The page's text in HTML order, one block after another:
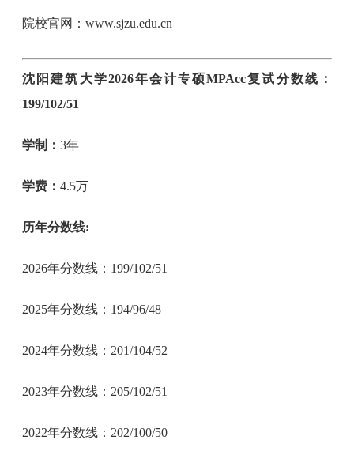
院校官网：www.sjzu.edu.cn
沈阳建筑大学2026年会计专硕MPAcc复试分数线：
199/102/51
学制：3年
学费：4.5万
历年分数线:
2026年分数线：199/102/51
2025年分数线：194/96/48
2024年分数线：201/104/52
2023年分数线：205/102/51
2022年分数线：202/100/50